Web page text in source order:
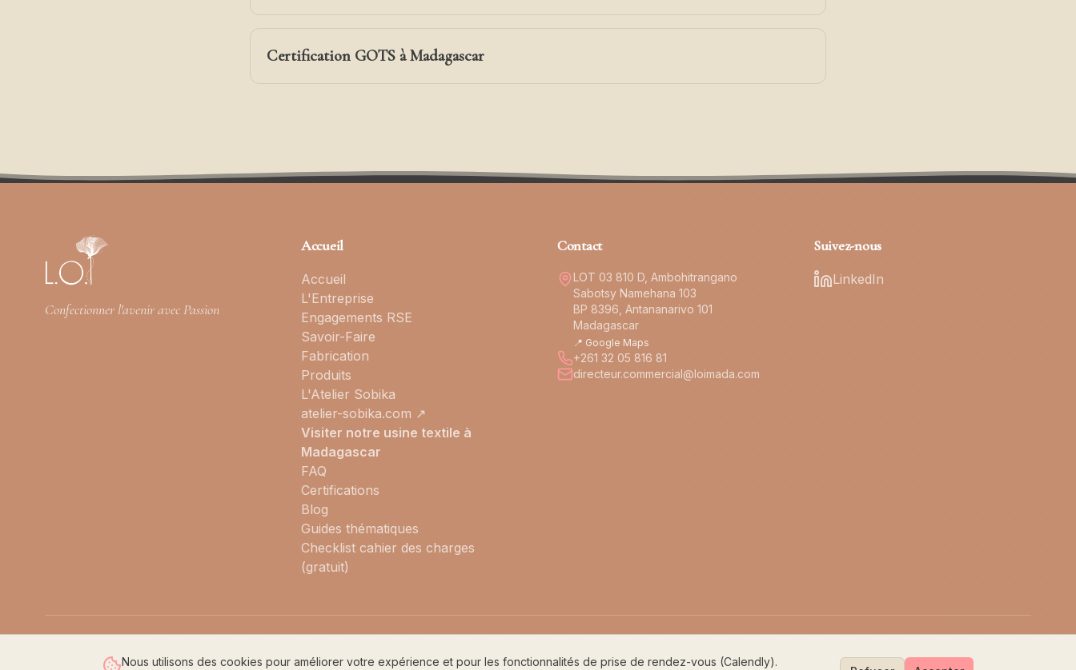
Certification GOTS à Madagascar
Confectionner l'avenir avec Passion
Accueil
Accueil
L'Entreprise
Engagements RSE
Savoir-Faire
Fabrication
Produits
L'Atelier Sobika
atelier-sobika.com ↗
Visiter notre usine textile à
Madagascar
FAQ
Certifications
Blog
Guides thématiques
Checklist cahier des charges
(gratuit)
Contact
LOT 03 810 D, Ambohitrangano
Sabotsy Namehana 103
BP 8396, Antananarivo 101
Madagascar
📍 Google Maps
+261 32 05 816 81
directeur.commercial@loimada.com
Suivez-nous
LinkedIn
Nous utilisons des cookies pour améliorer votre expérience et pour les fonctionnalités de prise de rendez-vous (Calendly).